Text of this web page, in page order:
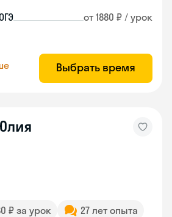
от 1880 ₽ / урок
Выбрать время
₽ за урок
27 лет опыта